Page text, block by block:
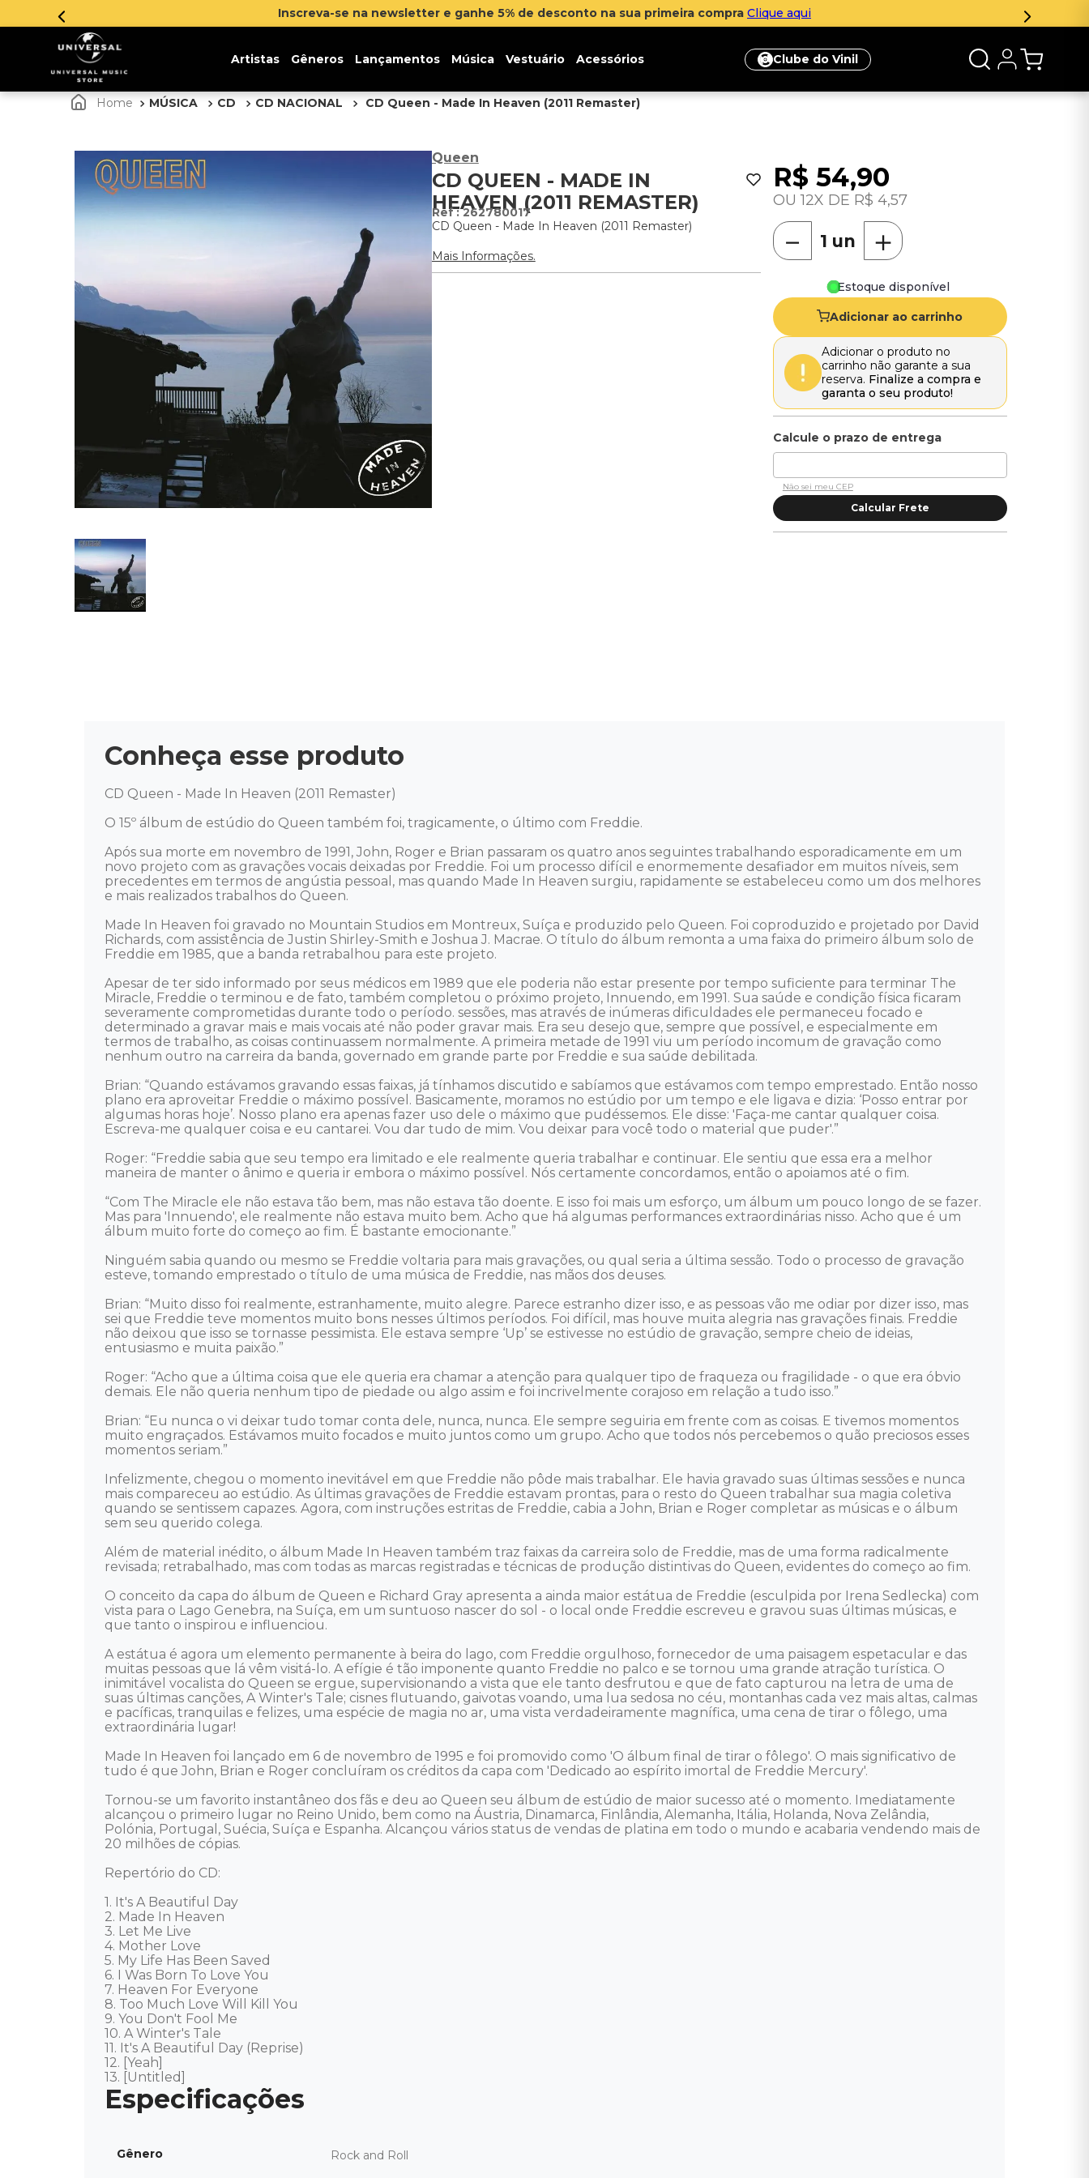
Inscreva-se na newsletter e ganhe 5% de desconto na sua primeira compraClique aqui
Artistas Gêneros Lançamentos Música Vestuário Acessórios Clube do Vinil
MÚSICA CD CD NACIONAL CD Queen - Made In Heaven (2011 Remaster)
Queen
CD QUEEN - MADE IN
HEAVEN (2011 REMASTER)
:262780017
CD Queen - Made In Heaven (2011 Remaster)
Mais Informações.
R$ 54,90
12 R$ 4,57
＋
－
Estoque disponível
Adicionar ao carrinho
Adicionar o produto no
carrinho não garante a sua
reserva. Finalize a compra e
garanta o seu produto!
Não sei meu CEP
Conheça esse produto
CD Queen - Made In Heaven (2011 Remaster)
O 15º álbum de estúdio do Queen também foi, tragicamente, o último com Freddie.
Após sua morte em novembro de 1991, John, Roger e Brian passaram os quatro anos seguintes trabalhando esporadicamente em um
novo projeto com as gravações vocais deixadas por Freddie. Foi um processo difícil e enormemente desafiador em muitos níveis, sem
precedentes em termos de angústia pessoal, mas quando Made In Heaven surgiu, rapidamente se estabeleceu como um dos melhores
e mais realizados trabalhos do Queen.
Made In Heaven foi gravado no Mountain Studios em Montreux, Suíça e produzido pelo Queen. Foi coproduzido e projetado por David
Richards, com assistência de Justin Shirley-Smith e Joshua J. Macrae. O título do álbum remonta a uma faixa do primeiro álbum solo de
Freddie em 1985, que a banda retrabalhou para este projeto.
Apesar de ter sido informado por seus médicos em 1989 que ele poderia não estar presente por tempo suficiente para terminar The
Miracle, Freddie o terminou e de fato, também completou o próximo projeto, Innuendo, em 1991. Sua saúde e condição física ficaram
severamente comprometidas durante todo o período. sessões, mas através de inúmeras dificuldades ele permaneceu focado e
determinado a gravar mais e mais vocais até não poder gravar mais. Era seu desejo que, sempre que possível, e especialmente em
termos de trabalho, as coisas continuassem normalmente. A primeira metade de 1991 viu um período incomum de gravação como
nenhum outro na carreira da banda, governado em grande parte por Freddie e sua saúde debilitada.
Brian: “Quando estávamos gravando essas faixas, já tínhamos discutido e sabíamos que estávamos com tempo emprestado. Então nosso
plano era aproveitar Freddie o máximo possível. Basicamente, moramos no estúdio por um tempo e ele ligava e dizia: ‘Posso entrar por
algumas horas hoje’. Nosso plano era apenas fazer uso dele o máximo que pudéssemos. Ele disse: 'Faça-me cantar qualquer coisa.
Escreva-me qualquer coisa e eu cantarei. Vou dar tudo de mim. Vou deixar para você todo o material que puder'.”
Roger: “Freddie sabia que seu tempo era limitado e ele realmente queria trabalhar e continuar. Ele sentiu que essa era a melhor
maneira de manter o ânimo e queria ir embora o máximo possível. Nós certamente concordamos, então o apoiamos até o fim.
“Com The Miracle ele não estava tão bem, mas não estava tão doente. E isso foi mais um esforço, um álbum um pouco longo de se fazer.
Mas para 'Innuendo', ele realmente não estava muito bem. Acho que há algumas performances extraordinárias nisso. Acho que é um
álbum muito forte do começo ao fim. É bastante emocionante.”
Ninguém sabia quando ou mesmo se Freddie voltaria para mais gravações, ou qual seria a última sessão. Todo o processo de gravação
esteve, tomando emprestado o título de uma música de Freddie, nas mãos dos deuses.
Brian: “Muito disso foi realmente, estranhamente, muito alegre. Parece estranho dizer isso, e as pessoas vão me odiar por dizer isso, mas
sei que Freddie teve momentos muito bons nesses últimos períodos. Foi difícil, mas houve muita alegria nas gravações finais. Freddie
não deixou que isso se tornasse pessimista. Ele estava sempre ‘Up’ se estivesse no estúdio de gravação, sempre cheio de ideias,
entusiasmo e muita paixão.”
Roger: “Acho que a última coisa que ele queria era chamar a atenção para qualquer tipo de fraqueza ou fragilidade - o que era óbvio
demais. Ele não queria nenhum tipo de piedade ou algo assim e foi incrivelmente corajoso em relação a tudo isso.”
Brian: “Eu nunca o vi deixar tudo tomar conta dele, nunca, nunca. Ele sempre seguiria em frente com as coisas. E tivemos momentos
muito engraçados. Estávamos muito focados e muito juntos como um grupo. Acho que todos nós percebemos o quão preciosos esses
momentos seriam.”
Infelizmente, chegou o momento inevitável em que Freddie não pôde mais trabalhar. Ele havia gravado suas últimas sessões e nunca
mais compareceu ao estúdio. As últimas gravações de Freddie estavam prontas, para o resto do Queen trabalhar sua magia coletiva
quando se sentissem capazes. Agora, com instruções estritas de Freddie, cabia a John, Brian e Roger completar as músicas e o álbum
sem seu querido colega.
Além de material inédito, o álbum Made In Heaven também traz faixas da carreira solo de Freddie, mas de uma forma radicalmente
revisada; retrabalhado, mas com todas as marcas registradas e técnicas de produção distintivas do Queen, evidentes do começo ao fim.
O conceito da capa do álbum de Queen e Richard Gray apresenta a ainda maior estátua de Freddie (esculpida por Irena Sedlecka) com
vista para o Lago Genebra, na Suíça, em um suntuoso nascer do sol - o local onde Freddie escreveu e gravou suas últimas músicas, e
que tanto o inspirou e influenciou.
A estátua é agora um elemento permanente à beira do lago, com Freddie orgulhoso, fornecedor de uma paisagem espetacular e das
muitas pessoas que lá vêm visitá-lo. A efígie é tão imponente quanto Freddie no palco e se tornou uma grande atração turística. O
inimitável vocalista do Queen se ergue, supervisionando a vista que ele tanto desfrutou e que de fato capturou na letra de uma de
suas últimas canções, A Winter's Tale; cisnes flutuando, gaivotas voando, uma lua sedosa no céu, montanhas cada vez mais altas, calmas
e pacíficas, tranquilas e felizes, uma espécie de magia no ar, uma vista verdadeiramente magnífica, uma cena de tirar o fôlego, uma
extraordinária lugar!
Made In Heaven foi lançado em 6 de novembro de 1995 e foi promovido como 'O álbum final de tirar o fôlego'. O mais significativo de
tudo é que John, Brian e Roger concluíram os créditos da capa com 'Dedicado ao espírito imortal de Freddie Mercury'.
Tornou-se um favorito instantâneo dos fãs e deu ao Queen seu álbum de estúdio de maior sucesso até o momento. Imediatamente
alcançou o primeiro lugar no Reino Unido, bem como na Áustria, Dinamarca, Finlândia, Alemanha, Itália, Holanda, Nova Zelândia,
Polónia, Portugal, Suécia, Suíça e Espanha. Alcançou vários status de vendas de platina em todo o mundo e acabaria vendendo mais de
20 milhões de cópias.
Repertório do CD:
1. It's A Beautiful Day
2. Made In Heaven
3. Let Me Live
4. Mother Love
5. My Life Has Been Saved
6. I Was Born To Love You
7. Heaven For Everyone
8. Too Much Love Will Kill You
9. You Don't Fool Me
10. A Winter's Tale
11. It's A Beautiful Day (Reprise)
12. [Yeah]
13. [Untitled]
Gênero Rock and Roll